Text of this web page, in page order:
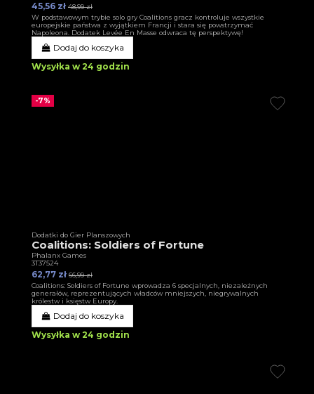
45,56 zł 48,99 zł
W podstawowym trybie solo gry Coalitions gracz kontroluje wszystkie
europejskie państwa z wyjątkiem Francji i stara się powstrzymać
Napoleona. Dodatek Levée En Masse odwraca tę perspektywę!
Dodaj do koszyka
Wysyłka w 24 godzin
-7%
Dodatki do Gier Planszowych
Coalitions: Soldiers of Fortune
Phalanx Games
3T37524
62,77 zł 66,99 zł
Coalitions: Soldiers of Fortune wprowadza 6 specjalnych, niezależnych
generałów, reprezentujących władców mniejszych, niegrywalnych
królestw i księstw Europy.
Dodaj do koszyka
Wysyłka w 24 godzin